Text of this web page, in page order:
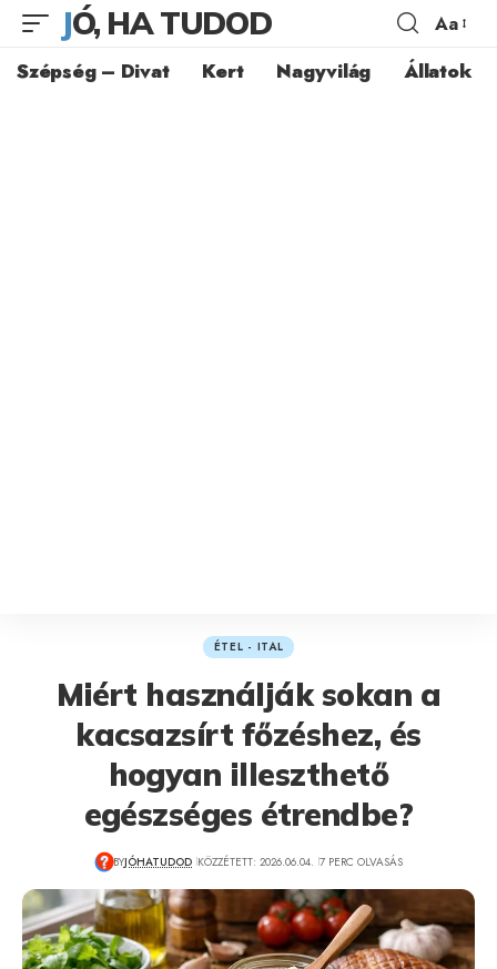
JÓ, HA TUDOD Aa
Szépség – Divat Kert Nagyvilág Állatok
ÉTEL - ITAL
Miért használják sokan a
kacsazsírt főzéshez, és
hogyan illeszthető
egészséges étrendbe?
BYJÓHATUDOD KÖZZÉTETT: 2026.06.04. 7 PERC OLVASÁS